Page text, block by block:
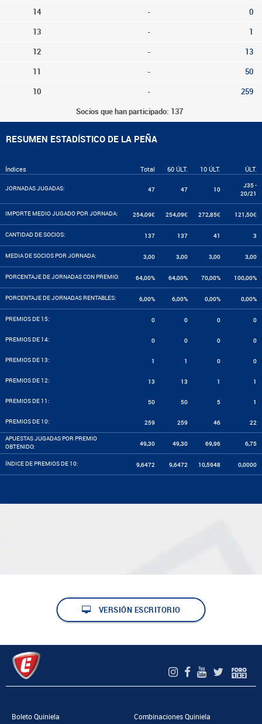
14 - 0
13 - 1
12 - 13
11 - 50
10 - 259
Socios que han participado: 137
RESUMEN ESTADÍSTICO DE LA PEÑA
Índices Total 60 ÚLT. 10 ÚLT. ÚLT.
JORNADAS JUGADAS: 47 47 10
J35 -
20/21
IMPORTE MEDIO JUGADO POR JORNADA: 254,09€ 254,09€ 272,85€ 121,50€
CANTIDAD DE SOCIOS: 137 137 41 3
MEDIA DE SOCIOS POR JORNADA: 3,00 3,00 3,00 3,00
PORCENTAJE DE JORNADAS CON PREMIO: 64,00% 64,00% 70,00% 100,00%
PORCENTAJE DE JORNADAS RENTABLES: 6,00% 6,00% 0,00% 0,00%
PREMIOS DE 15: 0 0 0 0
PREMIOS DE 14: 0 0 0 0
PREMIOS DE 13: 1 1 0 0
PREMIOS DE 12: 13 13 1 1
PREMIOS DE 11: 50 50 5 1
PREMIOS DE 10: 259 259 46 22
APUESTAS JUGADAS POR PREMIO
OBTENIDO:
49,30 49,30 69,96 6,75
ÍNDICE DE PREMIOS DE 10: 9,6472 9,6472 10,5948 0,0000
VERSIÓN ESCRITORIO
Boleto Quiniela
Combinaciones Quiniela